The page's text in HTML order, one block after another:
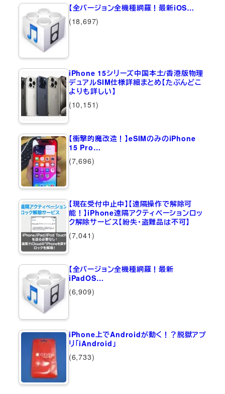
【全バージョン全機種網羅！最新iOS…
(18,697)
iPhone 15シリーズ中国本土/香港版物理
デュアルSIM仕様詳細まとめ【たぶんどこ
よりも詳しい】
(10,151)
【衝撃的魔改造！】eSIMのみのiPhone
15 Pro…
(7,696)
【現在受付中止中】【遠隔操作で解除可
能！】iPhone遠隔アクティベーションロッ
ク解除サービス【紛失・盗難品は不可】
(7,041)
【全バージョン全機種網羅！最新
iPadOS…
(6,909)
iPhone上でAndroidが動く！？脱獄アプ
リ「iAndroid」
(6,733)